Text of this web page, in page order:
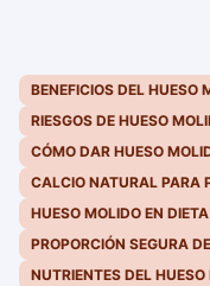
BENEFICIOS DEL HUESO
RIESGOS DE HUESO
CÓMO DAR HUESO
CALCIO NATURAL PARA
HUESO MOLIDO EN
PROPORCIÓN SEGURA
NUTRIENTES DEL